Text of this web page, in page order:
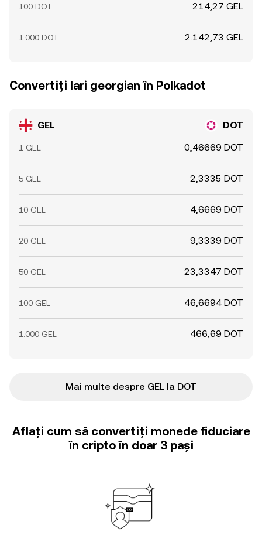
100 DOT 214,27 GEL
1.000 DOT 2.142,73 GEL
Convertiți lari georgian în Polkadot
GEL DOT
1 GEL 0,46669 DOT
5 GEL 2,3335 DOT
10 GEL 4,6669 DOT
20 GEL 9,3339 DOT
50 GEL 23,3347 DOT
100 GEL 46,6694 DOT
1.000 GEL 466,69 DOT
Mai multe despre GEL la DOT
Aflați cum să convertiți monede fiduciare
în cripto în doar 3 pași